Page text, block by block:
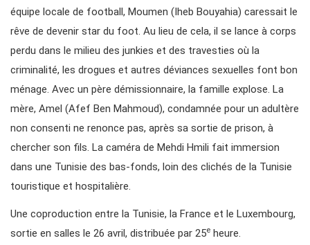
équipe locale de football, Moumen (Iheb Bouyahia) caressait le
rêve de devenir star du foot. Au lieu de cela, il se lance à corps
perdu dans le milieu des junkies et des travesties où la
criminalité, les drogues et autres déviances sexuelles font bon
ménage. Avec un père démissionnaire, la famille explose. La
mère, Amel (Afef Ben Mahmoud), condamnée pour un adultère
non consenti ne renonce pas, après sa sortie de prison, à
chercher son fils. La caméra de Mehdi Hmili fait immersion
dans une Tunisie des bas-fonds, loin des clichés de la Tunisie
touristique et hospitalière.
Une coproduction entre la Tunisie, la France et le Luxembourg,
sortie en salles le 26 avril, distribuée par 25e heure.